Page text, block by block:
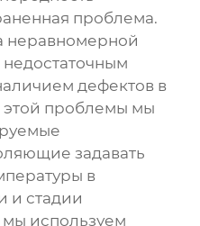
проблема.
неравномерной
дефектов в
проблемы мы
задавать
в
и стадии
используем